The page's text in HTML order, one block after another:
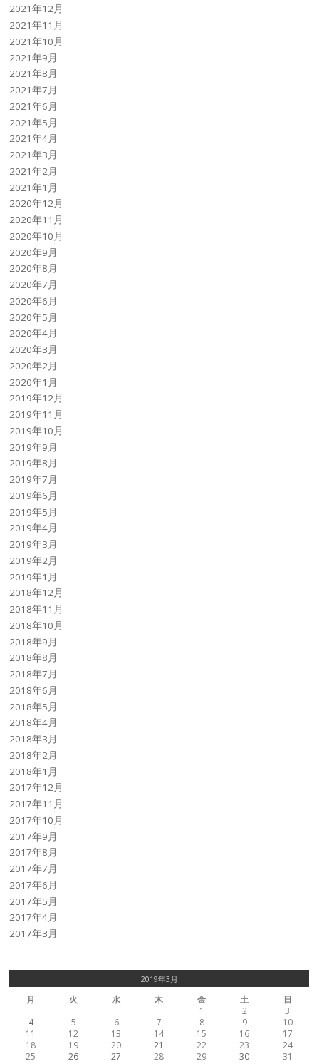
2021年12月
2021年11月
2021年10月
2021年9月
2021年8月
2021年7月
2021年6月
2021年5月
2021年4月
2021年3月
2021年2月
2021年1月
2020年12月
2020年11月
2020年10月
2020年9月
2020年8月
2020年7月
2020年6月
2020年5月
2020年4月
2020年3月
2020年2月
2020年1月
2019年12月
2019年11月
2019年10月
2019年9月
2019年8月
2019年7月
2019年6月
2019年5月
2019年4月
2019年3月
2019年2月
2019年1月
2018年12月
2018年11月
2018年10月
2018年9月
2018年8月
2018年7月
2018年6月
2018年5月
2018年4月
2018年3月
2018年2月
2018年1月
2017年12月
2017年11月
2017年10月
2017年9月
2017年8月
2017年7月
2017年6月
2017年5月
2017年4月
2017年3月
2019年3月
月 火 水 木 金 土
日
1
2
3
4
5 6 7 8 9
10
11
12 13 14 15 16
17
18
19 20 21 22 23
24
25
26 27 28 29 30
31